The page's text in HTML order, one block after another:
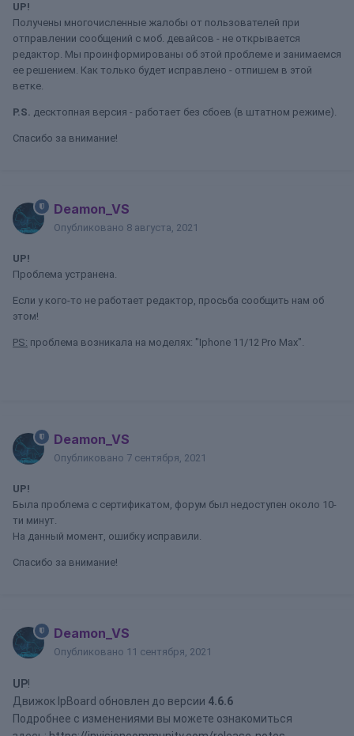
UP!
Получены многочисленные жалобы от пользователей при
отправлении сообщений с моб. девайсов - не открывается
редактор. Мы проинформированы об этой проблеме и занимаемся
ее решением. Как только будет исправлено - отпишем в этой
ветке.
P.S. десктопная версия - работает без сбоев (в штатном режиме).
Спасибо за внимание!
Deamon_VS
Опубликовано 8 августа, 2021
UP!
Проблема устранена.
Если у кого-то не работает редактор, просьба сообщить нам об
этом!
PS: проблема возникала на моделях: "Iphone 11/12 Pro Max".
Deamon_VS
Опубликовано 7 сентября, 2021
UP!
Была проблема с сертификатом, форум был недоступен около 10-
ти минут.
На данный момент, ошибку исправили.
Спасибо за внимание!
Deamon_VS
Опубликовано 11 сентября, 2021
UP!
Движок IpBoard обновлен до версии 4.6.6
Подробнее с изменениями вы можете ознакомиться